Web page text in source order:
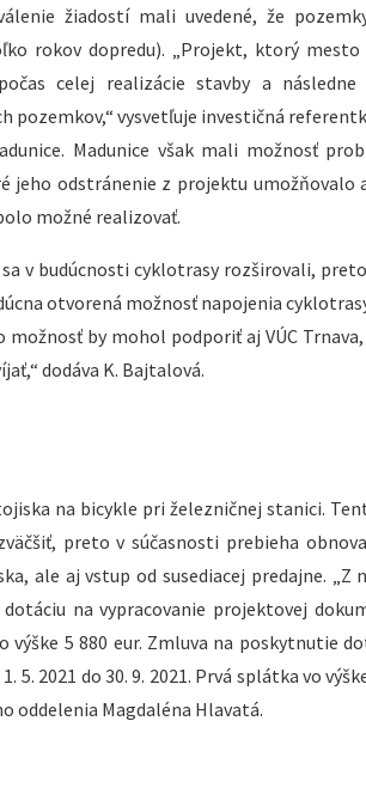
žiadostí mali uvedené, že
rokov dopredu). „Projekt, ktorý mesto
celej realizácie stavby a následne
pozemkov,“ vysvetľuje investičná
Madunice však mali možnosť
jeho odstránenie z projektu umožňovalo
možné realizovať.
v budúcnosti cyklotrasy rozširovali,
otvorená možnosť napojenia
možnosť by mohol podporiť aj VÚC
dodáva K. Bajtalová.
na bicykle pri železničnej stanici.
preto v súčasnosti prebieha
ale aj vstup od susediacej predajne. „Z
na vypracovanie projektovej
5 880 eur. Zmluva na poskytnutie
2021 do 30. 9. 2021. Prvá splátka vo
oddelenia Magdaléna Hlavatá.